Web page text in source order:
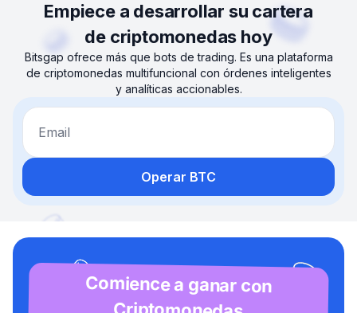
Empiece a desarrollar su cartera
de criptomonedas hoy
Bitsgap ofrece más que bots de trading. Es una plataforma
de criptomonedas multifuncional con órdenes inteligentes
y analíticas accionables.
Email
Operar BTC
Comience a ganar con